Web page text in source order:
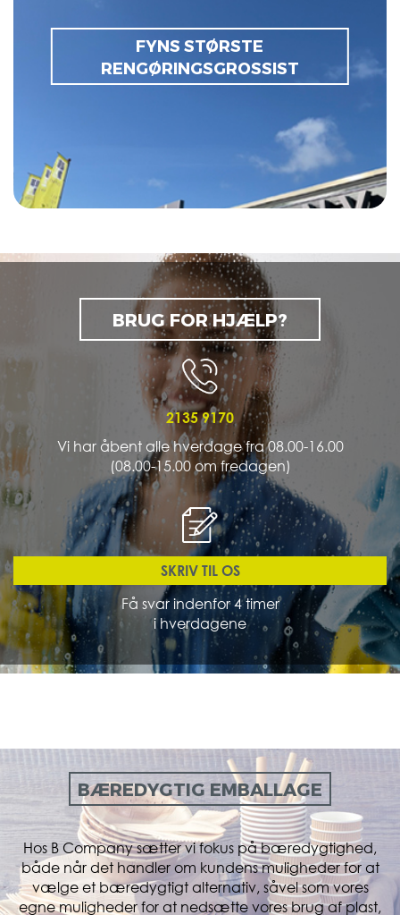
FYNS STØRSTE
RENGØRINGSGROSSIST
Åbningstider
BRUG FOR HJÆLP?
2135 9170
Vi har åbent alle hverdage fra 08.00-16.00
(08.00-15.00 om fredagen)
SKRIV TIL OS
Få svar indenfor 4 timer
i hverdagene
BÆREDYGTIG EMBALLAGE
Hos B Company sætter vi fokus på bæredygtighed,
både når det handler om kundens muligheder for at
vælge et bæredygtigt alternativ, såvel som vores
egne muligheder for at nedsætte vores brug af plast,